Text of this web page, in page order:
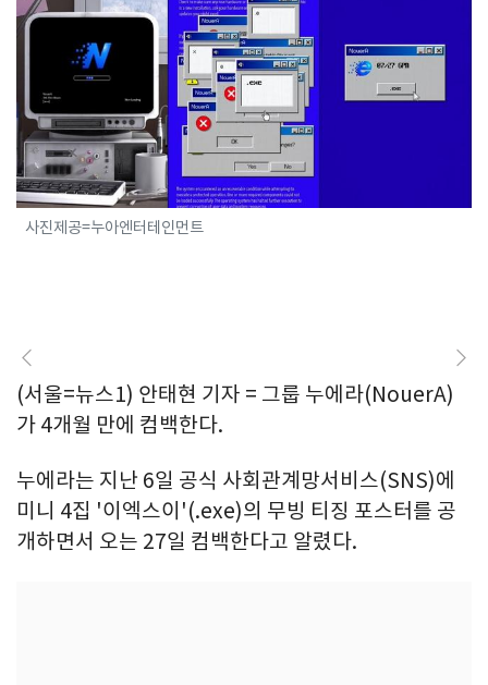
사진제공=누아엔터테인먼트
(서울=뉴스1) 안태현 기자 = 그룹 누에라(NouerA)
가 4개월 만에 컴백한다.
누에라는 지난 6일 공식 사회관계망서비스(SNS)에
미니 4집 '이엑스이'(.exe)의 무빙 티징 포스터를 공
개하면서 오는 27일 컴백한다고 알렸다.